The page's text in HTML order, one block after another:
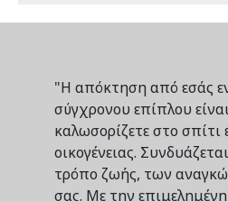
"Η απόκτηση από εσάς
σύγχρονου επίπλου
καλωσορίζετε στο σπίτι
οικογένειας.
τρόπο ζωής, των
σας. Με την